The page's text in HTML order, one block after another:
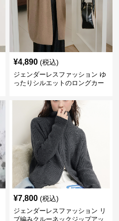
¥4,890 (税込)
ジェンダーレスファッション ゆ
ったりシルエットのロングカー
¥7,800 (税込)
ジェンダーレスファッション リ
ブ編みクルーネックジップアッ